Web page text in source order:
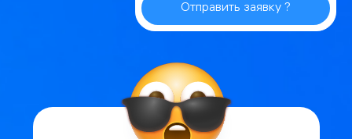
Отправить заявку ?